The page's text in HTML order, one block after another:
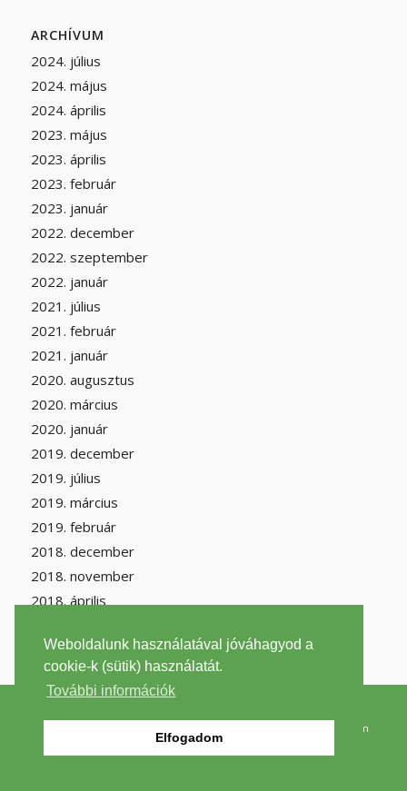
Weboldalunk használatával jóváhagyod a
cookie-k (sütik) használatát.
További információk
Elfogadom
ARCHÍVUM
2024. július
2024. május
2024. április
2023. május
2023. április
2023. február
2023. január
2022. december
2022. szeptember
2022. január
2021. július
2021. február
2021. január
2020. augusztus
2020. március
2020. január
2019. december
2019. július
2019. március
2019. február
2018. december
2018. november
2018. április
Környezetvédelem